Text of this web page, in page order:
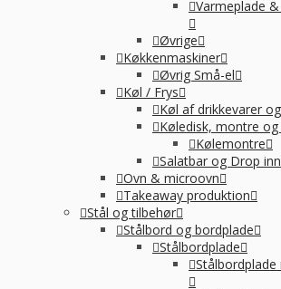
Varmeplade
Øvrige
Køkkenmaskiner
Øvrig Små-el
Køl / Frys
Køl af drikkevarer
Køledisk, montre
Kølemontre
Salatbar og Drop inn
Ovn & microovn
Takeaway produktion
Stål og tilbehør
Stålbord og bordplade
Stålbordplade